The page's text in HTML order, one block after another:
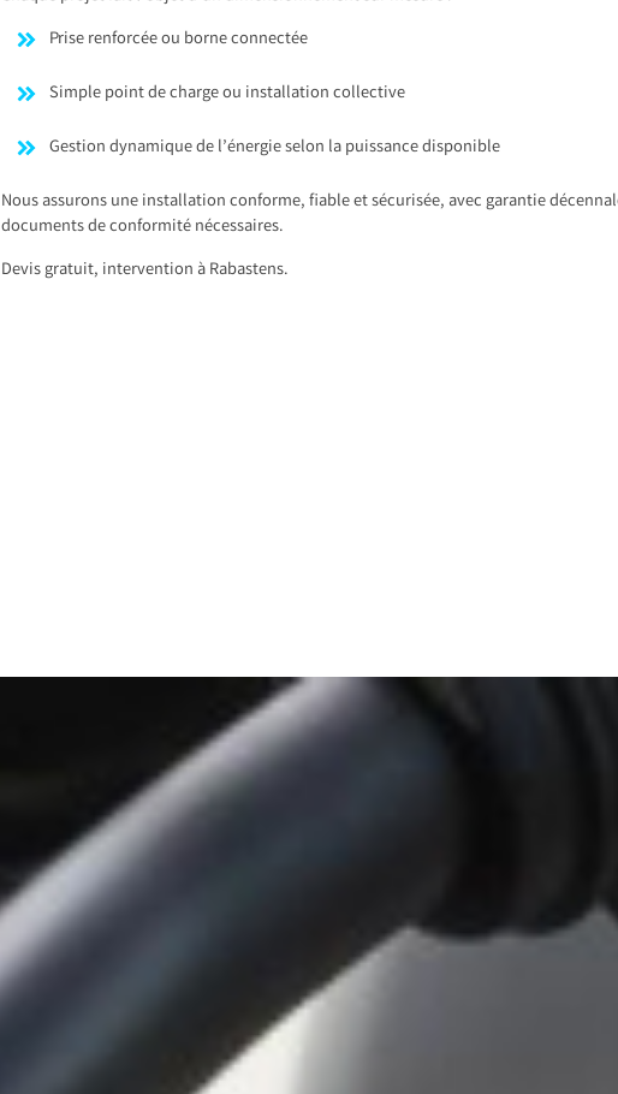
Prise renforcée ou borne connectée
Simple point de charge ou installation collective
Gestion dynamique de l’énergie selon la puissance disponible
Nous assurons une installation conforme, fiable et sécurisée, avec garantie
documents de conformité nécessaires.
Devis gratuit, intervention à Rabastens.